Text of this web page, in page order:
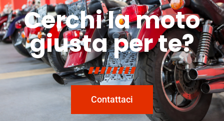
Cerchi la moto
giusta per te?
Contattaci